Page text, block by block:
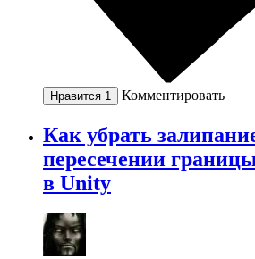
Нравится 1 Комментировать
Как убрать
пересечении
в Unity